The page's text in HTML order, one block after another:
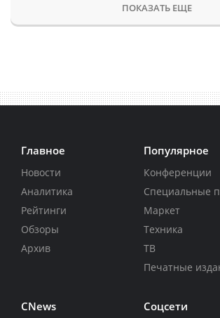
ПОКАЗАТЬ ЕЩЕ
Главное
Новости
Аналитика
Рейтинги
Обзоры
Архив
Популярное
Конференции
Специальные
Маркет
Техника
ТВ
Печатные
CNews Соцсети